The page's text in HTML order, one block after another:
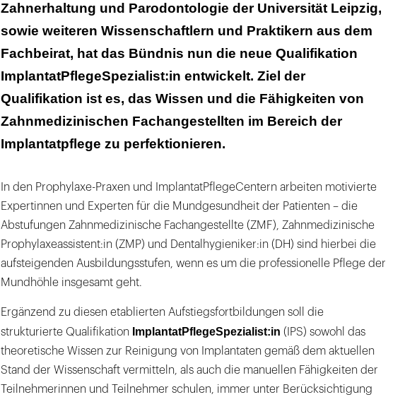
Zahnerhaltung und Parodontologie der Universität Leipzig,
sowie weiteren Wissenschaftlern und Praktikern aus dem
Fachbeirat, hat das Bündnis nun die neue Qualifikation
ImplantatPflegeSpezialist:in entwickelt. Ziel der
Qualifikation ist es, das Wissen und die Fähigkeiten von
Zahnmedizinischen Fachangestellten im Bereich der
Implantatpflege zu perfektionieren.
In den Prophylaxe-Praxen und ImplantatPflegeCentern arbeiten motivierte
Expertinnen und Experten für die Mundgesundheit der Patienten – die
Abstufungen Zahnmedizinische Fachangestellte (ZMF), Zahnmedizinische
Prophylaxeassistent:in (ZMP) und Dentalhygieniker:in (DH) sind hierbei die
aufsteigenden Ausbildungsstufen, wenn es um die professionelle Pflege der
Mundhöhle insgesamt geht.
Ergänzend zu diesen etablierten Aufstiegsfortbildungen soll die
strukturierte Qualifikation
ImplantatPflegeSpezialist:in (IPS) sowohl das
theoretische Wissen zur Reinigung von Implantaten gemäß dem aktuellen
Stand der Wissenschaft vermitteln, als auch die manuellen Fähigkeiten der
Teilnehmerinnen und Teilnehmer schulen, immer unter Berücksichtigung